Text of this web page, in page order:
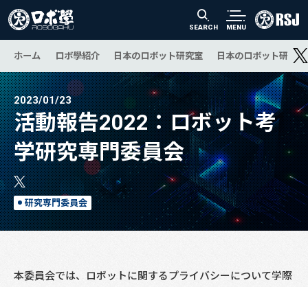
SEARCH MENU
ホーム ロボ學紹介 日本のロボット研究室 日本のロボット研究
2023/01/23
活動報告2022：ロボット考
学研究専門委員会
研究専門委員会
本委員会では、ロボットに関するプライバシーについて学際